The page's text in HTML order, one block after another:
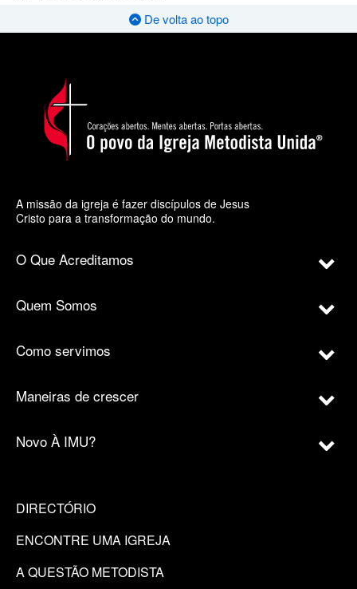
De volta ao topo
A missão da igreja é fazer discípulos de Jesus
Cristo para a transformação do mundo.
O Que Acreditamos
Quem Somos
Como servimos
Maneiras de crescer
Novo À IMU?
DIRECTÓRIO
ENCONTRE UMA IGREJA
A QUESTÃO METODISTA